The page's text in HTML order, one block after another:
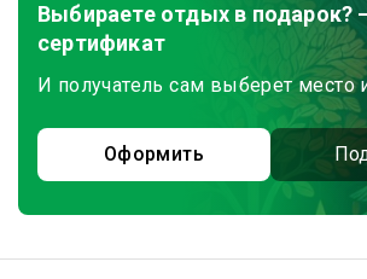
Выбираете отдых в подарок?
сертификат
И получатель сам выберет место
Оформить